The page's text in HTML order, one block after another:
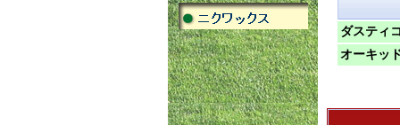
ダスティ
オーキッ